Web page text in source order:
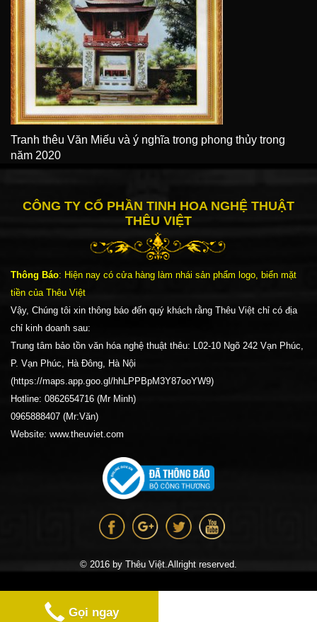
Tranh thêu Văn Miếu và ý nghĩa trong phong thủy trong
năm 2020
CÔNG TY CỔ PHẦN TINH HOA NGHỆ THUẬT
THÊU VIỆT
Thông Báo: Hiện nay có cửa hàng làm nhái sản phẩm logo, biển mặt
tiền của Thêu Việt
Vậy, Chúng tôi xin thông báo đến quý khách rằng Thêu Việt chỉ có địa
chỉ kinh doanh sau:
Trung tâm bảo tồn văn hóa nghệ thuật thêu: L02-10 Ngõ 242 Vạn Phúc,
P. Vạn Phúc, Hà Đông, Hà Nội
(https://maps.app.goo.gl/hhLPPBpM3Y87ooYW9)
Hotline: 0862654716 (Mr Minh)
0965888407 (Mr:Văn)
Website: www.theuviet.com
© 2016 by Thêu Việt.Allright reserved.
Gọi ngay